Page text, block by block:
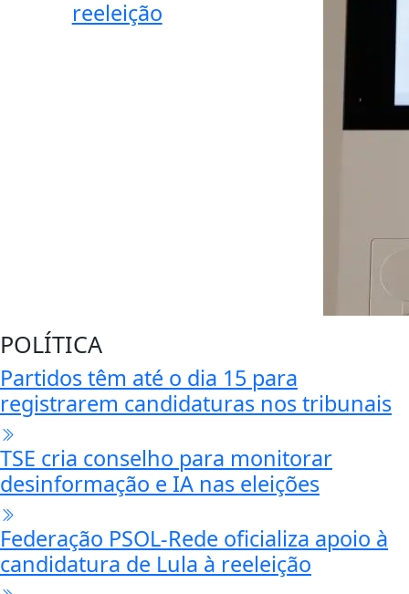
reeleição
POLÍTICA
Partidos têm até o dia 15 para
registrarem candidaturas nos tribunais
TSE cria conselho para monitorar
desinformação e IA nas eleições
Federação PSOL-Rede oficializa apoio à
candidatura de Lula à reeleição